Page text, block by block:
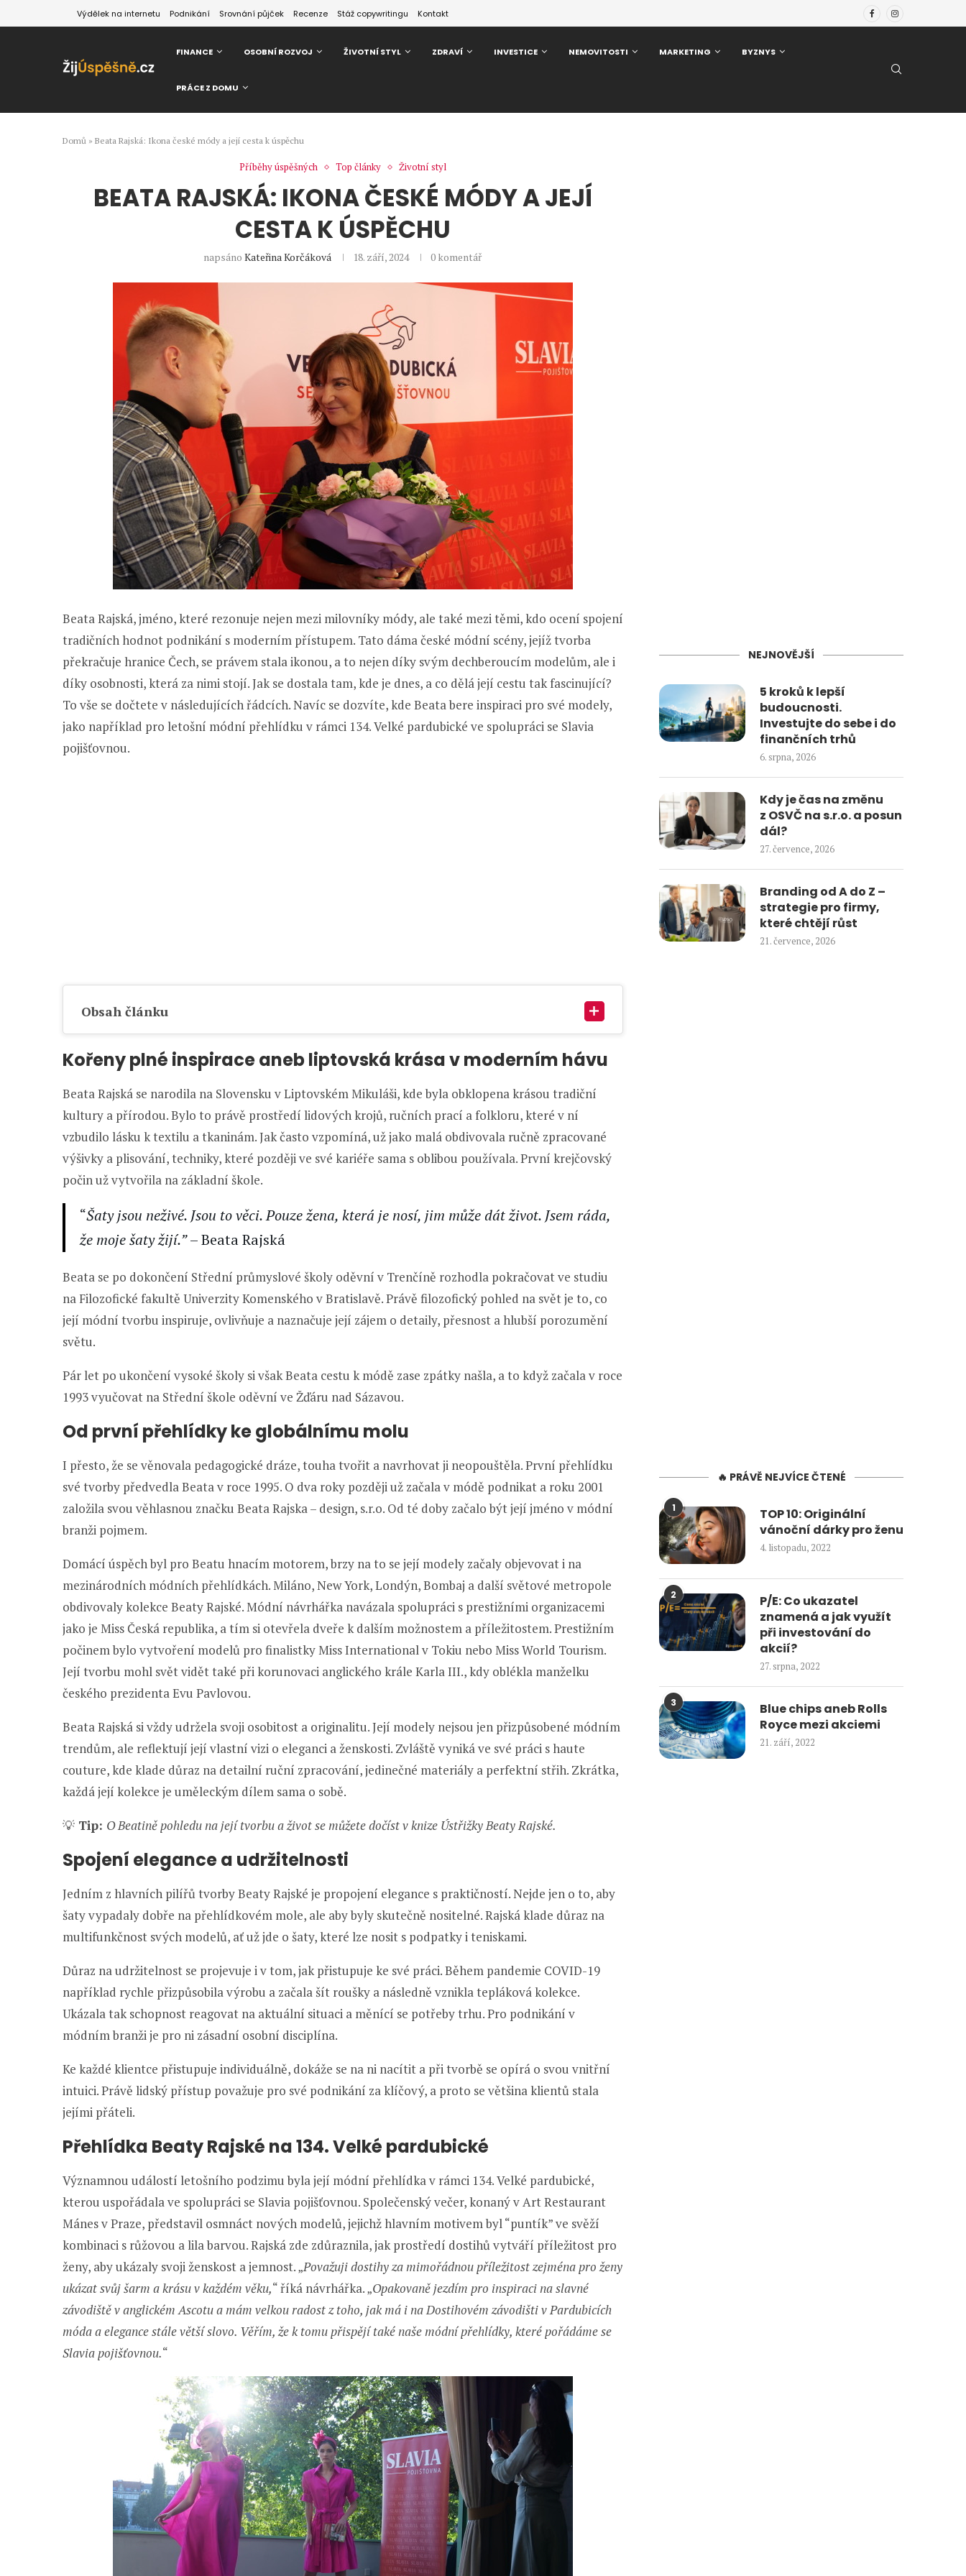
Výdělek na internetu Podnikání Srovnání půjček Recenze Stáž copywritingu Kontakt
FINANCE OSOBNÍ ROZVOJ ŽIVOTNÍ STYL ZDRAVÍ INVESTICE NEMOVITOSTI MARKETING BYZNYS
PRÁCE Z DOMU
Domů » Beata Rajská: Ikona české módy a její cesta k úspěchu
Příběhy úspěšných Top články Životní styl
BEATA RAJSKÁ: IKONA ČESKÉ MÓDY A JEJÍ
CESTA K ÚSPĚCHU
napsánoKateřina Korčáková 18. září, 2024 0 komentář
Beata Rajská, jméno, které rezonuje nejen mezi milovníky módy, ale také mezi těmi, kdo ocení spojení
tradičních hodnot podnikání s moderním přístupem. Tato dáma české módní scény, jejíž tvorba
překračuje hranice Čech, se právem stala ikonou, a to nejen díky svým dechberoucím modelům, ale i
díky osobnosti, která za nimi stojí. Jak se dostala tam, kde je dnes, a co dělá její cestu tak fascinující?
To vše se dočtete v následujících řádcích. Navíc se dozvíte, kde Beata bere inspiraci pro své modely,
jako například pro letošní módní přehlídku v rámci 134. Velké pardubické ve spolupráci se Slavia
pojišťovnou.
Obsah článku
Kořeny plné inspirace aneb liptovská krása v moderním hávu
Beata Rajská se narodila na Slovensku v Liptovském Mikuláši, kde byla obklopena krásou tradiční
kultury a přírodou. Bylo to právě prostředí lidových krojů, ručních prací a folkloru, které v ní
vzbudilo lásku k textilu a tkaninám. Jak často vzpomíná, už jako malá obdivovala ručně zpracované
výšivky a plisování, techniky, které později ve své kariéře sama s oblibou používala. První krejčovský
počin už vytvořila na základní škole.
“Šaty jsou neživé. Jsou to věci. Pouze žena, která je nosí, jim může dát život. Jsem ráda,
že moje šaty žijí.”– Beata Rajská
Beata se po dokončení Střední průmyslové školy oděvní v Trenčíně rozhodla pokračovat ve studiu
na Filozofické fakultě Univerzity Komenského v Bratislavě. Právě filozofický pohled na svět je to, co
její módní tvorbu inspiruje, ovlivňuje a naznačuje její zájem o detaily, přesnost a hlubší porozumění
světu.
Pár let po ukončení vysoké školy si však Beata cestu k módě zase zpátky našla, a to když začala v roce
1993 vyučovat na Střední škole oděvní ve Žďáru nad Sázavou.
Od první přehlídky ke globálnímu molu
I přesto, že se věnovala pedagogické dráze, touha tvořit a navrhovat ji neopouštěla. První přehlídku
své tvorby předvedla Beata v roce 1995. O dva roky později už začala v módě podnikat a roku 2001
založila svou věhlasnou značku Beata Rajska – design, s.r.o. Od té doby začalo být její jméno v módní
branži pojmem.
Domácí úspěch byl pro Beatu hnacím motorem, brzy na to se její modely začaly objevovat i na
mezinárodních módních přehlídkách. Miláno, New York, Londýn, Bombaj a další světové metropole
obdivovaly kolekce Beaty Rajské. Módní návrhářka navázala spolupráci s prestižními organizacemi
jako je Miss Česká republika, a tím si otevřela dveře k dalším možnostem a příležitostem. Prestižním
počinem bylo vytvoření modelů pro finalistky Miss International v Tokiu nebo Miss World Tourism.
Její tvorbu mohl svět vidět také při korunovaci anglického krále Karla III., kdy oblékla manželku
českého prezidenta Evu Pavlovou.
Beata Rajská si vždy udržela svoji osobitost a originalitu. Její modely nejsou jen přizpůsobené módním
trendům, ale reflektují její vlastní vizi o eleganci a ženskosti. Zvláště vyniká ve své práci s haute
couture, kde klade důraz na detailní ruční zpracování, jedinečné materiály a perfektní střih. Zkrátka,
každá její kolekce je uměleckým dílem sama o sobě.
💡 Tip: O Beatině pohledu na její tvorbu a život se můžete dočíst v knize Ústřižky Beaty Rajské.
Spojení elegance a udržitelnosti
Jedním z hlavních pilířů tvorby Beaty Rajské je propojení elegance s praktičností. Nejde jen o to, aby
šaty vypadaly dobře na přehlídkovém mole, ale aby byly skutečně nositelné. Rajská klade důraz na
multifunkčnost svých modelů, ať už jde o šaty, které lze nosit s podpatky i teniskami.
Důraz na udržitelnost se projevuje i v tom, jak přistupuje ke své práci. Během pandemie COVID-19
například rychle přizpůsobila výrobu a začala šít roušky a následně vznikla tepláková kolekce.
Ukázala tak schopnost reagovat na aktuální situaci a měnící se potřeby trhu. Pro podnikání v
módním branži je pro ni zásadní osobní disciplína.
Ke každé klientce přistupuje individuálně, dokáže se na ni nacítit a při tvorbě se opírá o svou vnitřní
intuici. Právě lidský přístup považuje pro své podnikání za klíčový, a proto se většina klientů stala
jejími přáteli.
Přehlídka Beaty Rajské na 134. Velké pardubické
Významnou událostí letošního podzimu byla její módní přehlídka v rámci 134. Velké pardubické,
kterou uspořádala ve spolupráci se Slavia pojišťovnou. Společenský večer, konaný v Art Restaurant
Mánes v Praze, představil osmnáct nových modelů, jejichž hlavním motivem byl “puntík” ve svěží
kombinaci s růžovou a lila barvou. Rajská zde zdůraznila, jak prostředí dostihů vytváří příležitost pro
ženy, aby ukázaly svoji ženskost a jemnost. „Považuji dostihy za mimořádnou příležitost zejména pro ženy
ukázat svůj šarm a krásu v každém věku,“ říká návrhářka. „Opakovaně jezdím pro inspiraci na slavné
závodiště v anglickém Ascotu a mám velkou radost z toho, jak má i na Dostihovém závodišti v Pardubicích
móda a elegance stále větší slovo. Věřím, že k tomu přispějí také naše módní přehlídky, které pořádáme se
Slavia pojišťovnou.“
NEJNOVĚJŠÍ
5 kroků k lepší
budoucnosti.
Investujte do sebe i do
finančních trhů
6. srpna, 2026
Kdy je čas na změnu
z OSVČ na s.r.o. a posun
dál?
27. července, 2026
Branding od A do Z –
strategie pro firmy,
které chtějí růst
21. července, 2026
🔥 PRÁVĚ NEJVÍCE ČTENÉ
1
TOP 10: Originální
vánoční dárky pro ženu
4. listopadu, 2022
2
P/E: Co ukazatel
znamená a jak využít
při investování do
akcií?
27. srpna, 2022
3
Blue chips aneb Rolls
Royce mezi akciemi
21. září, 2022